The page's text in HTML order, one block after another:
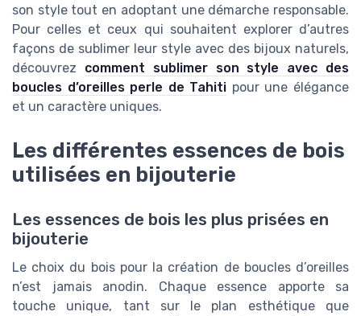
son style tout en adoptant une démarche responsable.
Pour celles et ceux qui souhaitent explorer d’autres
façons de sublimer leur style avec des bijoux naturels,
découvrez comment sublimer son style avec des
boucles d’oreilles perle de Tahiti pour une élégance
et un caractère uniques.
Les différentes essences de bois
utilisées en bijouterie
Les essences de bois les plus prisées en
bijouterie
Le choix du bois pour la création de boucles d’oreilles
n’est jamais anodin. Chaque essence apporte sa
touche unique, tant sur le plan esthétique que